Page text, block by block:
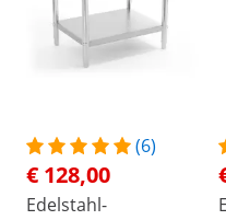
(6)
€ 128,00
Edelstahl-